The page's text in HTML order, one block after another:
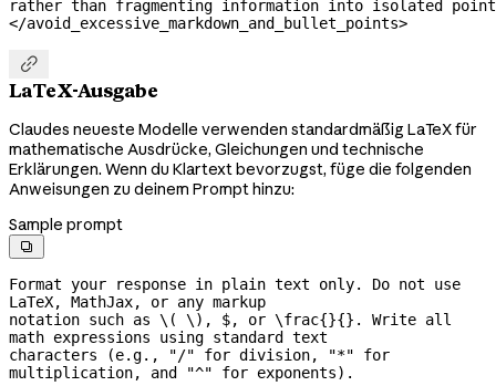
rather than fragmenting information into isolated
</avoid_excessive_markdown_and_bullet_points>

LaTeX-Ausgabe
Claudes neueste Modelle verwenden standardmäßig LaTeX für
mathematische Ausdrücke, Gleichungen und technische
Erklärungen. Wenn du Klartext bevorzugst, füge die folgenden
Anweisungen zu deinem Prompt hinzu:
Sample prompt

Format your response in plain text only. Do not use
LaTeX, MathJax, or any markup
notation such as \( \), $, or \frac{}{}. Write all
math expressions using standard text
characters (e.g., "/" for division, "*" for
multiplication, and "^" for exponents).